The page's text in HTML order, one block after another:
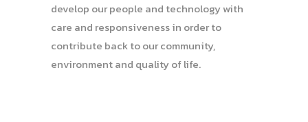
develop our people and technology with
care and responsiveness in order to
contribute back to our community,
environment and quality of life.